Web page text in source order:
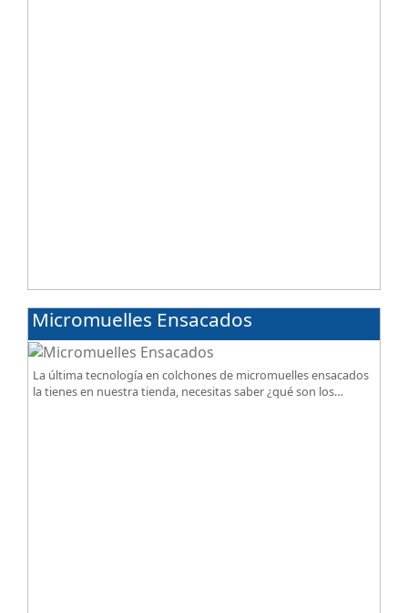
Micromuelles Ensacados
La última tecnología en colchones de micromuelles ensacados
la tienes en nuestra tienda, necesitas saber ¿qué son los